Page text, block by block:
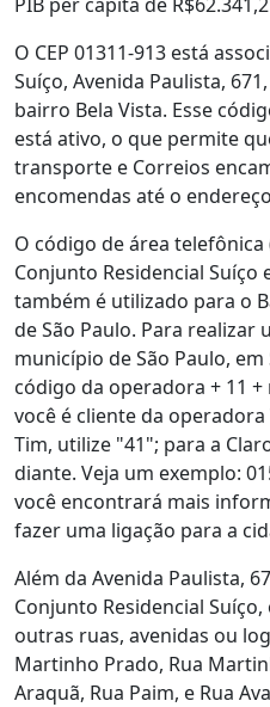
O CEP 01311-913 está
Suíço, Avenida Paulista,
bairro Bela Vista. Esse
está ativo, o que permite
transporte e Correios
encomendas até o
O código de área
Conjunto Residencial Suíço
também é utilizado para o
de São Paulo. Para realizar
município de São Paulo,
código da operadora + 11
você é cliente da
Tim, utilize "41"; para a
diante. Veja um exemplo:
você encontrará mais
fazer uma ligação para a
Além da Avenida Paulista,
Conjunto Residencial
outras ruas, avenidas ou
Martinho Prado, Rua
Araquã, Rua Paim, e Rua